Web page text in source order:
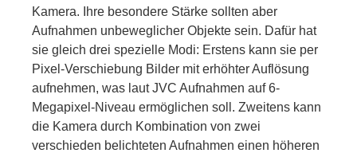
Kamera. Ihre besondere Stärke sollten aber
Aufnahmen unbeweglicher Objekte sein. Dafür hat
sie gleich drei spezielle Modi: Erstens kann sie per
Pixel-Verschiebung Bilder mit erhöhter Auflösung
aufnehmen, was laut JVC Aufnahmen auf 6-
Megapixel-Niveau ermöglichen soll. Zweitens kann
die Kamera durch Kombination von zwei
verschieden belichteten Aufnahmen einen höheren